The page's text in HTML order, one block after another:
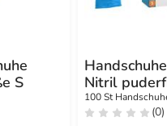
S
Nitril
S
100 St
(0)